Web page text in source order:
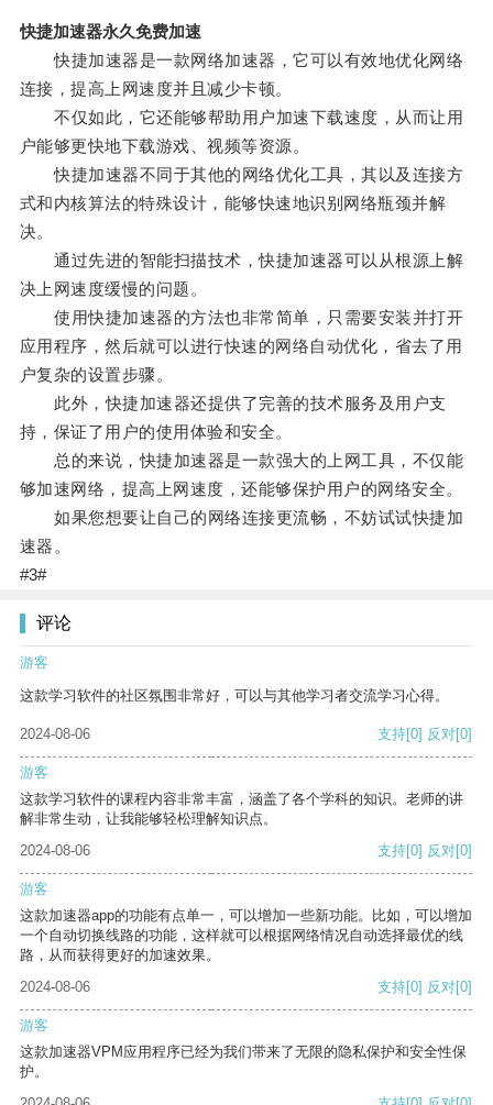
快捷加速器永久免费加速
快捷加速器是一款网络加速器，它可以有效地优化网络
连接，提高上网速度并且减少卡顿。
不仅如此，它还能够帮助用户加速下载速度，从而让用
户能够更快地下载游戏、视频等资源。
快捷加速器不同于其他的网络优化工具，其以及连接方
式和内核算法的特殊设计，能够快速地识别网络瓶颈并解
决。
通过先进的智能扫描技术，快捷加速器可以从根源上解
决上网速度缓慢的问题。
使用快捷加速器的方法也非常简单，只需要安装并打开
应用程序，然后就可以进行快速的网络自动优化，省去了用
户复杂的设置步骤。
此外，快捷加速器还提供了完善的技术服务及用户支
持，保证了用户的使用体验和安全。
总的来说，快捷加速器是一款强大的上网工具，不仅能
够加速网络，提高上网速度，还能够保护用户的网络安全。
如果您想要让自己的网络连接更流畅，不妨试试快捷加
速器。
#3#
评论
游客
这款学习软件的社区氛围非常好，可以与其他学习者交流学习心得。
2024-08-06 支持[0] 反对[0]
游客
这款学习软件的课程内容非常丰富，涵盖了各个学科的知识。老师的讲
解非常生动，让我能够轻松理解知识点。
2024-08-06
支持[0] 反对[0]
游客
这款加速器app的功能有点单一，可以增加一些新功能。比如，可以增加
一个自动切换线路的功能，这样就可以根据网络情况自动选择最优的线
路，从而获得更好的加速效果。
2024-08-06
支持[0] 反对[0]
游客
这款加速器VPM应用程序已经为我们带来了无限的隐私保护和安全性保
护。